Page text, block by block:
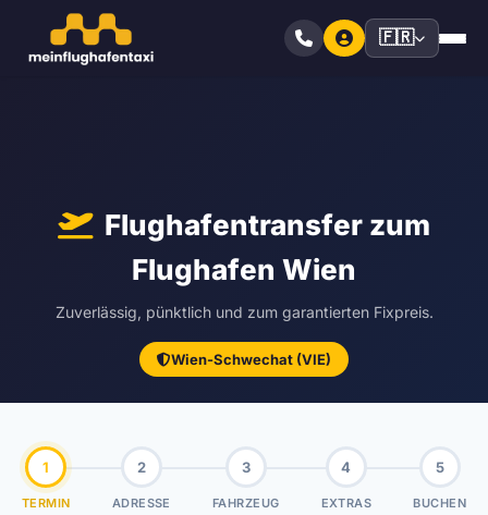
🇫🇷
Flughafentransfer zum
Flughafen Wien
Zuverlässig, pünktlich und zum garantierten Fixpreis.
Wien-Schwechat (VIE)
1
TERMIN
2
ADRESSE
3
FAHRZEUG
4
EXTRAS
5
BUCHEN